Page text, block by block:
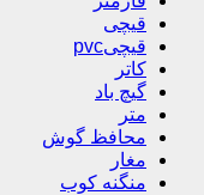
قیچی
قیچیpvc
کاتر
گیچ باد
متر
محافظ گوش
مغار
منگنه کوب